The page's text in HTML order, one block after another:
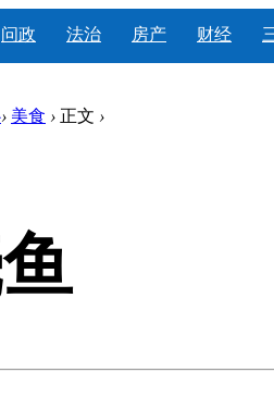
问政 法治 房产 财经
› 美食 › 正文 ›